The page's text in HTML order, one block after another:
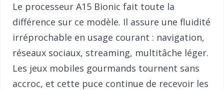
Le processeur A15 Bionic fait toute la
différence sur ce modèle. Il assure une fluidité
irréprochable en usage courant : navigation,
réseaux sociaux, streaming, multitâche léger.
Les jeux mobiles gourmands tournent sans
accroc, et cette puce continue de recevoir les